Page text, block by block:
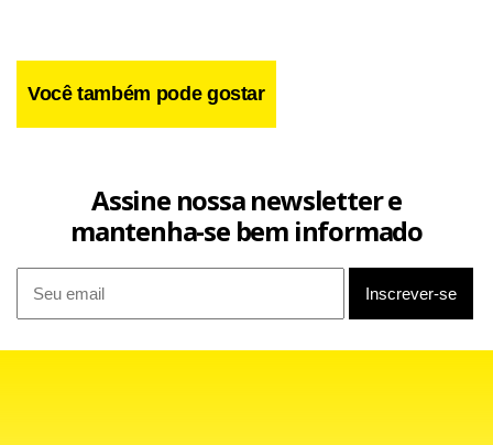
A Igreja Ortodoxa conclamou os fiéis a boicotar o concerto
da cantora na terça-feira, apesar de todos os ingressos já
Você também pode gostar
Assine nossa newsletter e
mantenha-se bem informado